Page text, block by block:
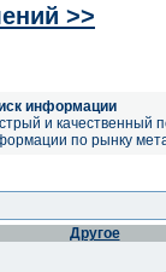
>>
информации
и качественный
по рынку
Другое